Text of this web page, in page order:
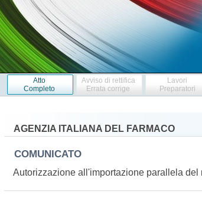
Atto
Completo
Avviso di rettifica
Errata corrige
Lavori
Preparatori
AGENZIA ITALIANA DEL FARMACO
COMUNICATO
Autorizzazione all'importazione parallela